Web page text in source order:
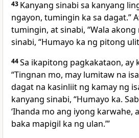
43 Kanyang sinabi sa kanyang
ngayon, tumingin ka sa dagat.”
tumingin, at sinabi, “Wala akong
sinabi, “Humayo ka ng pitong
44Sa ikapitong pagkakataon, ay
“Tingnan mo, may lumitaw na
dagat na kasinliit ng kamay ng
kanyang sinabi, “Humayo ka.
‘Ihanda mo ang iyong karwahe,
baka mapigil ka ng ulan.’”